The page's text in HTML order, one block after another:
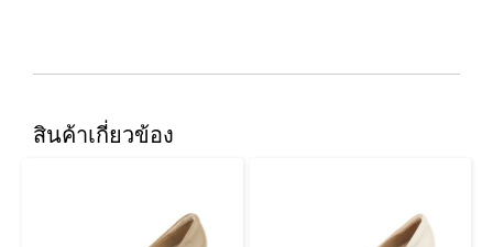
สินค้าเกี่ยวข้อง